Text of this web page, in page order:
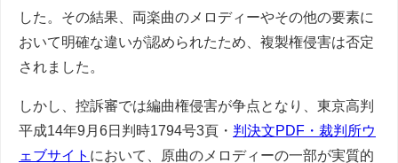
した。その結果、両楽曲のメロディーやその他の要素に
おいて明確な違いが認められたため、複製権侵害は否定
されました。
しかし、控訴審では編曲権侵害が争点となり、東京高判
平成14年9月6日判時1794号3頁・ 判決文PDF・裁判所ウ
ェブサイト において、原曲のメロディーの一部が実質的